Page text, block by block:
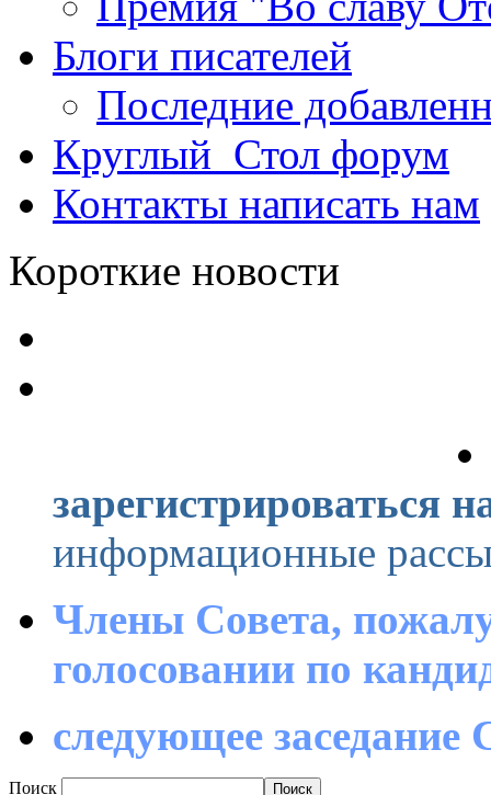
Блоги писателей
Последние
Круглый_Стол форум
Контакты написать нам
Короткие новости
зарегистрироваться
информационные
Члены Совета,
голосовании по
следующее заседание
Поиск